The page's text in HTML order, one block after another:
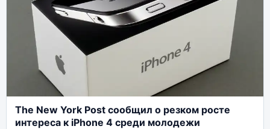
The New York Post сообщил о резком росте
интереса к iPhone 4 среди молодежи